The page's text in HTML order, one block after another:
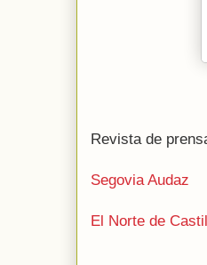
Revista de
Segovia Audaz
El Norte de